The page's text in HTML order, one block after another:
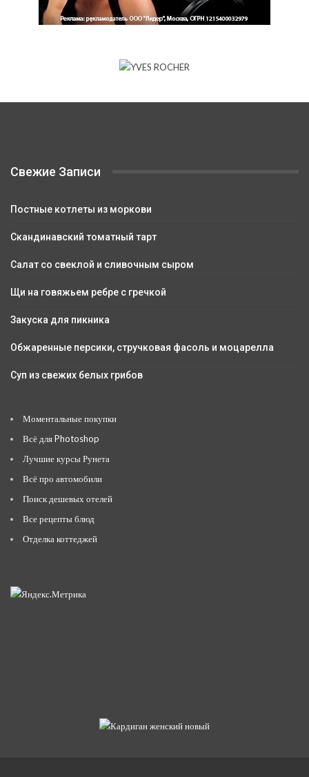
Свежие Записи
Постные котлеты из моркови
Скандинавский томатный тарт
Салат со свеклой и сливочным сыром
Щи на говяжьем ребре с гречкой
Закуска для пикника
Обжаренные персики, стручковая фасоль и моцарелла
Суп из свежих белых грибов
Моментальные покупки
Всё для Photoshop
Лучшие курсы Рунета
Всё про автомобили
Поиск дешевых отелей
Все рецепты блюд
Отделка коттеджей